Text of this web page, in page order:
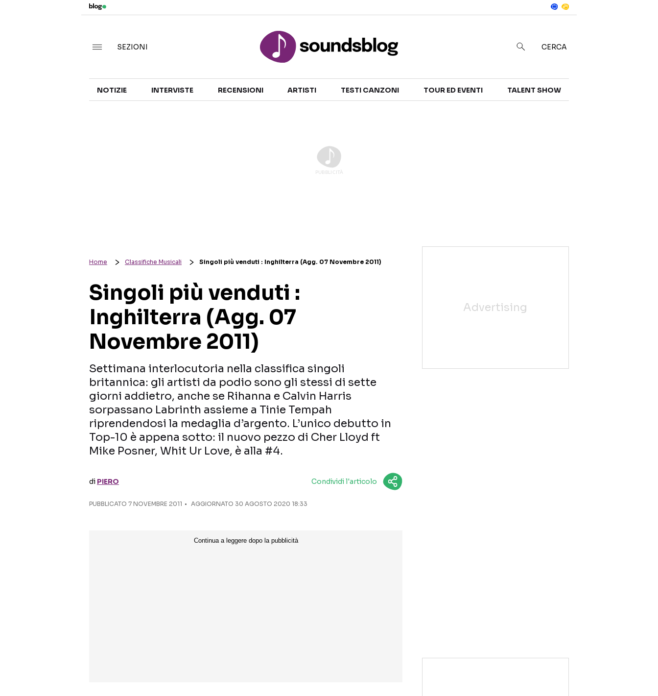
TALENT SHOW
SEZIONI CERCA
NOTIZIE INTERVISTE RECENSIONI ARTISTI TESTI CANZONI TOUR ED EVENTI TALENT SHOW
Home Classifiche Musicali Singoli più venduti : Inghilterra (Agg. 07 Novembre 2011)
Singoli più venduti :
Inghilterra (Agg. 07
Novembre 2011)
Settimana interlocutoria nella classifica singoli
britannica: gli artisti da podio sono gli stessi di sette
giorni addietro, anche se Rihanna e Calvin Harris
sorpassano Labrinth assieme a Tinie Tempah
riprendendosi la medaglia d’argento. L’unico debutto in
Top-10 è appena sotto: il nuovo pezzo di Cher Lloyd ft
Mike Posner, Whit Ur Love, è alla #4.
di PIERO Condividi l'articolo
PUBBLICATO 7 NOVEMBRE 2011 AGGIORNATO 30 AGOSTO 2020 18:33